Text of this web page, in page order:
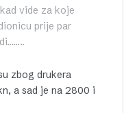
vide za koje
prije par
zbog drukera
a sad je na 2800 i